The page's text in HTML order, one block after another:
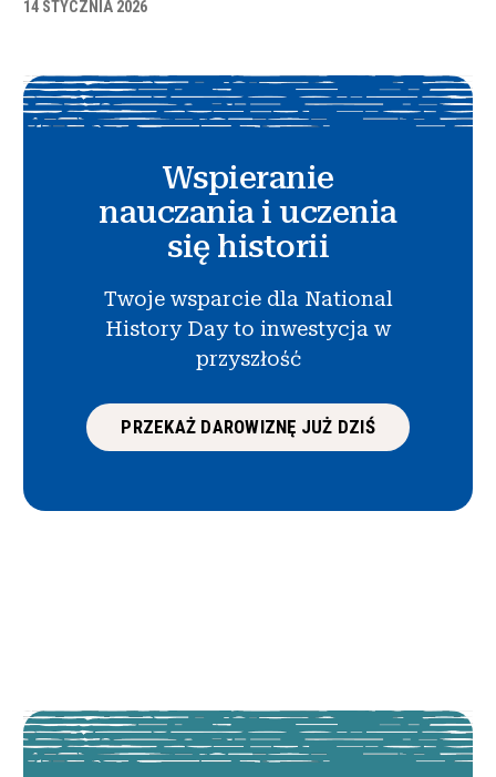
14 STYCZNIA 2026
Wspieranie
nauczania i uczenia
się historii
Twoje wsparcie dla National
History Day to inwestycja w
przyszłość
PRZEKAŻ DAROWIZNĘ JUŻ DZIŚ